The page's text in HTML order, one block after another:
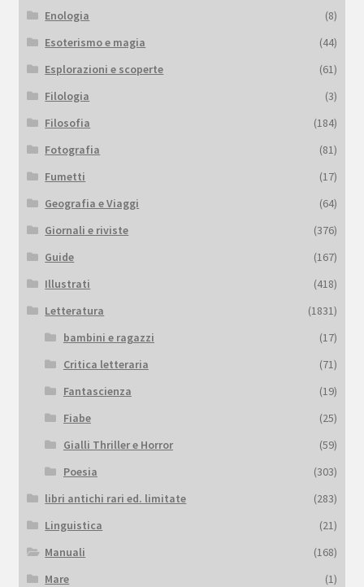
Enologia
(8)
Esoterismo e magia
(44)
Esplorazioni e scoperte
(61)
Filologia
(3)
Filosofia
(184)
Fotografia
(81)
Fumetti
(17)
Geografia e Viaggi
(64)
Giornali e riviste
(376)
Guide
(167)
Illustrati
(418)
Letteratura
(1831)
bambini e ragazzi
(17)
Critica letteraria
(71)
Fantascienza
(19)
Fiabe
(25)
Gialli Thriller e Horror
(59)
Poesia
(303)
libri antichi rari ed. limitate
(283)
Linguistica
(21)
Manuali
(168)
Mare
(1)